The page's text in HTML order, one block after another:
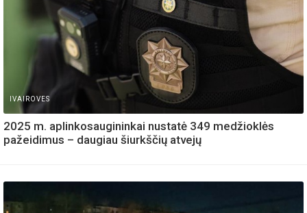
IVAIROVES
2025 m. aplinkosaugininkai nustatė 349 medžioklės
pažeidimus – daugiau šiurkščių atvejų